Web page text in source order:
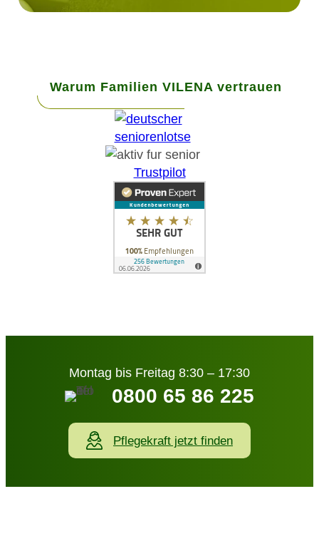
Warum Familien VILENA vertrauen
Trustpilot
Montag bis Freitag 8:30 – 17:30
0800 65 86 225
Pflegekraft jetzt finden